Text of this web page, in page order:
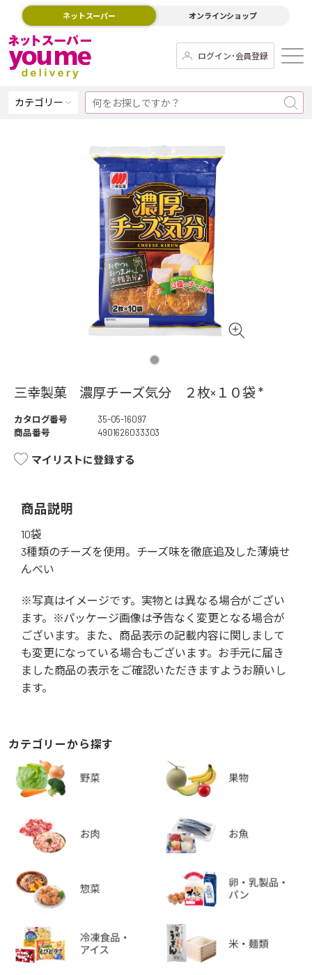
ネットスーパー オンラインショップ
ログイン･会員登録
カテゴリー
三幸製菓 濃厚チーズ気分 ２枚×１０袋 *
カタログ番号
35-05-16097
商品番号
4901626033303
マイリストに登録する
商品説明
10袋
3種類のチーズを使用。チーズ味を徹底追及した薄焼せ
んべい
※写真はイメージです。実物とは異なる場合がござい
ます。※パッケージ画像は予告なく変更となる場合が
ございます。また、商品表示の記載内容に関しまして
も変更になっている場合もございます。お手元に届き
ました商品の表示をご確認いただきますようお願いし
ます。
カテゴリーから探す